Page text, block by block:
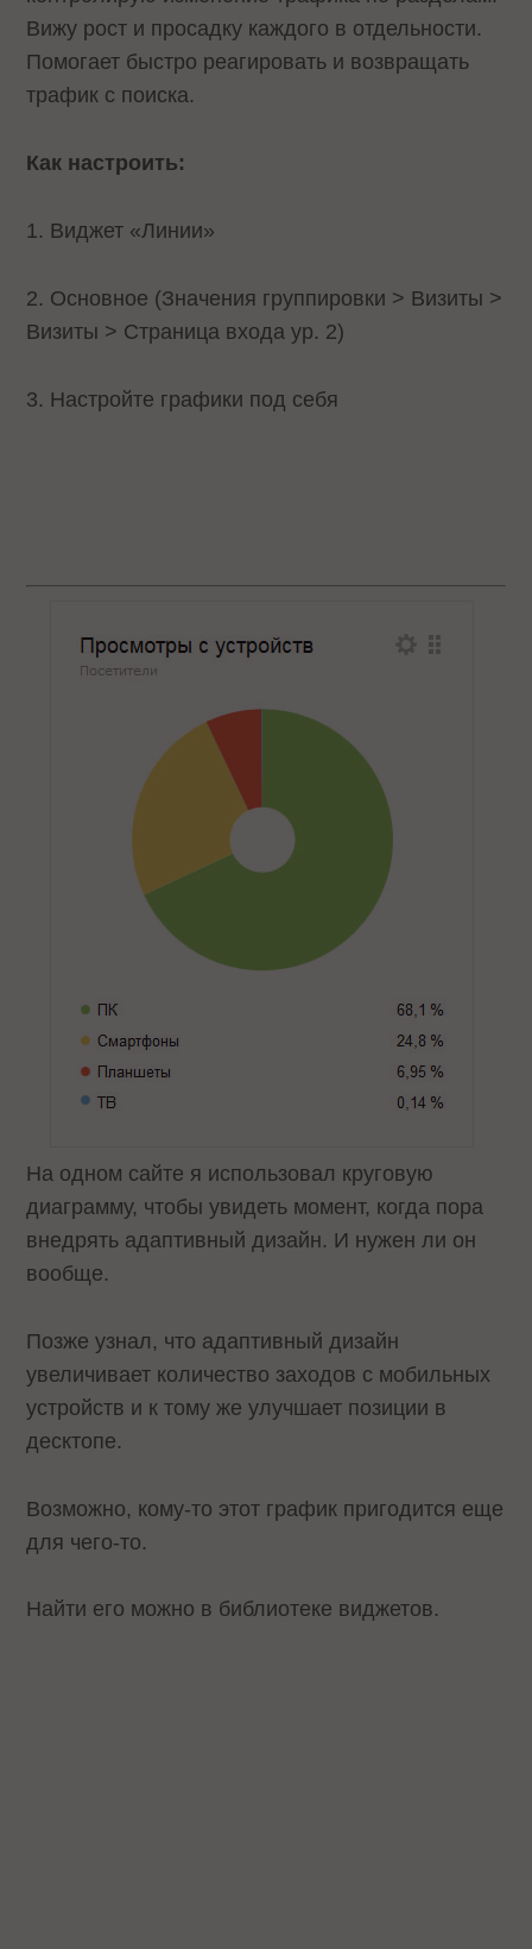
Вижу рост и просадку каждого в отдельности.
Помогает быстро реагировать и возвращать
трафик с поиска.
Как настроить:
1. Виджет «Линии»
2. Основное (Значения группировки > Визиты >
Визиты > Страница входа ур. 2)
3. Настройте графики под себя
На одном сайте я использовал круговую
диаграмму, чтобы увидеть момент, когда пора
внедрять адаптивный дизайн. И нужен ли он
вообще.
Позже узнал, что адаптивный дизайн
увеличивает количество заходов с мобильных
устройств и к тому же улучшает позиции в
десктопе.
Возможно, кому-то этот график пригодится еще
для чего-то.
Найти его можно в библиотеке виджетов.